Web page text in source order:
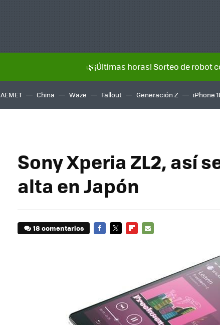
🌿¡Últimas horas! Sorteo de robot
AEMET China Waze Fallout Generación Z iPhone
Sony Xperia ZL2, así
alta en Japón
18 comentarios